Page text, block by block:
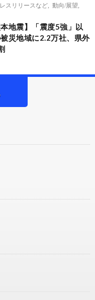
スリリースなど
動向/展望
本地震】「震度5強」以
被災地域に2.2万社、県外